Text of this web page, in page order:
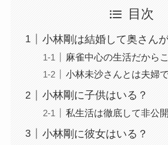
目次
小林剛は結婚して奥さん
麻雀中心の生活だから
小林未沙さんとは夫婦
小林剛に子供はいる？
私生活は徹底して非公開
小林剛に彼女はいる？